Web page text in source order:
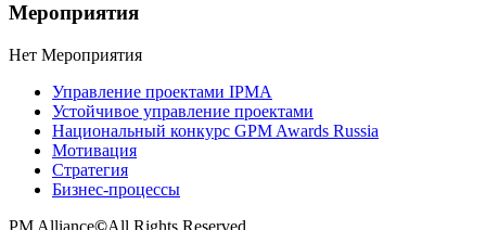
Мероприятия
Нет Мероприятия
Управление проектами IPMA
Устойчивое управление проектами
Национальный конкурс GPM Awards Russia
Мотивация
Стратегия
Бизнес-процессы
PM Alliance©All Rights Reserved